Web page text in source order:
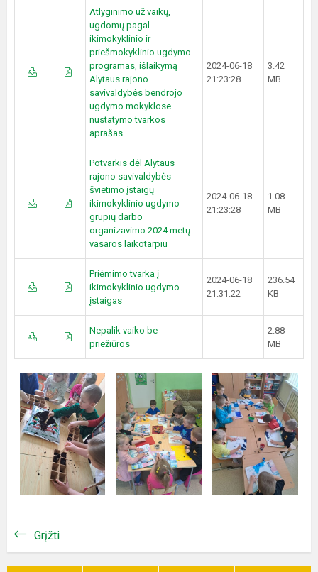
Atlyginimo už vaikų,
ugdomų pagal
ikimokyklinio ir
priešmokyklinio ugdymo
programas, išlaikymą
Alytaus rajono
savivaldybės bendrojo
ugdymo mokyklose
nustatymo tvarkos
aprašas
2024-06-18
21:23:28
3.42
MB
Potvarkis dėl Alytaus
rajono savivaldybės
švietimo įstaigų
ikimokyklinio ugdymo
grupių darbo
organizavimo 2024 metų
vasaros laikotarpiu
2024-06-18
21:23:28
1.08
MB
Priėmimo tvarka į
ikimokyklinio ugdymo
įstaigas
2024-06-18
21:31:22
236.54
KB
Nepalik vaiko be
priežiūros
2.88
MB
Grįžti